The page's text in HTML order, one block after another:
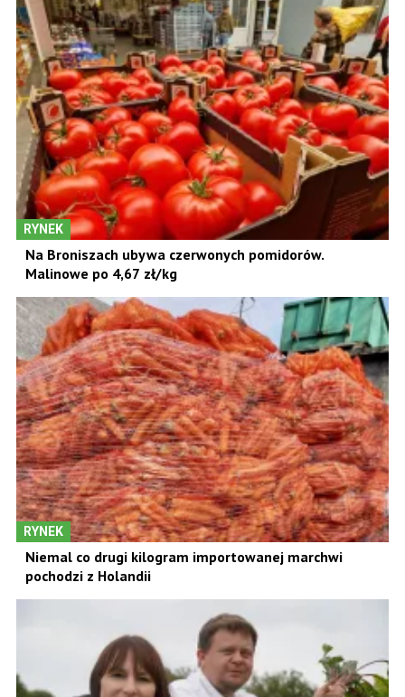
RYNEK
Na Broniszach ubywa czerwonych pomidorów.
Malinowe po 4,67 zł/kg
RYNEK
Niemal co drugi kilogram importowanej marchwi
pochodzi z Holandii